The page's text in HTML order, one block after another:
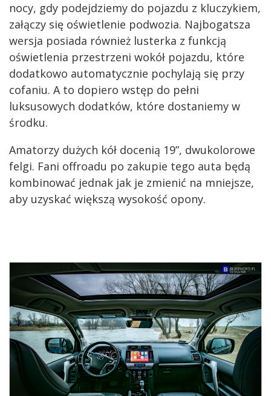
nocy, gdy podejdziemy do pojazdu z kluczykiem,
załączy się oświetlenie podwozia. Najbogatsza
wersja posiada również lusterka z funkcją
oświetlenia przestrzeni wokół pojazdu, które
dodatkowo automatycznie pochylają się przy
cofaniu. A to dopiero wstęp do pełni
luksusowych dodatków, które dostaniemy w
środku.
Amatorzy dużych kół docenią 19”, dwukolorowe
felgi. Fani offroadu po zakupie tego auta będą
kombinować jednak jak je zmienić na mniejsze,
aby uzyskać większą wysokość opony.